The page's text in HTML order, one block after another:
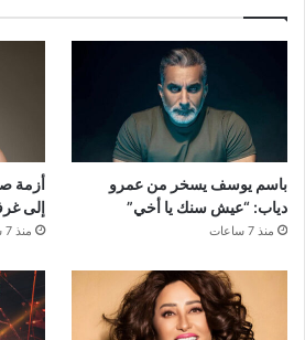
باسم يوسف يسخر من عمرو
دياب: “عيش سنك يا أخي”
منذ 7 ساعات
أزمة
إلى
منذ 7 ساعات